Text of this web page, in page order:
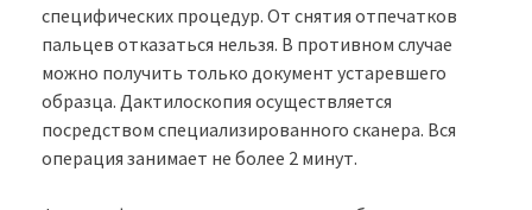
специфических процедур. От снятия отпечатков
пальцев отказаться нельзя. В противном случае
можно получить только документ устаревшего
образца. Дактилоскопия осуществляется
посредством специализированного сканера. Вся
операция занимает не более 2 минут.